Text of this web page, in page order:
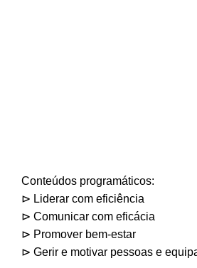
Conteúdos programáticos:
⊳ Liderar com eficiência
⊳ Comunicar com eficácia
⊳ Promover bem-estar
⊳ Gerir e motivar pessoas e